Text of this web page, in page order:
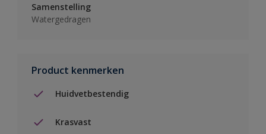
Samenstelling
Watergedragen
Product kenmerken
Huidvetbestendig
Krasvast